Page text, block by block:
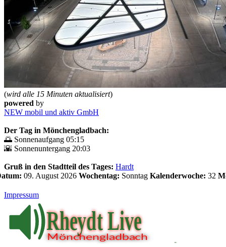
(wird alle 15 Minuten aktualisiert)
powered by
NEW mobil und aktiv GmbH
Der Tag in Mönchengladbach:
🌅 Sonnenaufgang 05:15
🌇 Sonnenuntergang 20:03
Gruß in den Stadtteil des Tages: Hardt
09. August 2026 Wochentag: Sonntag Kalenderwoche: 32
Impressum